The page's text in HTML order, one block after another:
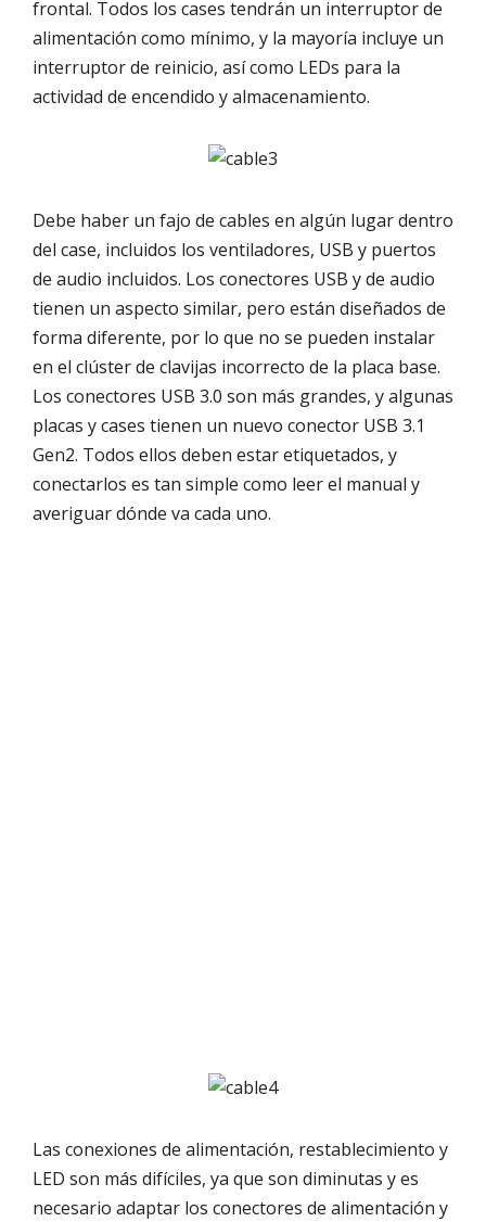
frontal. Todos los cases tendrán un interruptor de
alimentación como mínimo, y la mayoría incluye un
interruptor de reinicio, así como LEDs para la
actividad de encendido y almacenamiento.
Debe haber un fajo de cables en algún lugar dentro
del case, incluidos los ventiladores, USB y puertos
de audio incluidos. Los conectores USB y de audio
tienen un aspecto similar, pero están diseñados de
forma diferente, por lo que no se pueden instalar
en el clúster de clavijas incorrecto de la placa base.
Los conectores USB 3.0 son más grandes, y algunas
placas y cases tienen un nuevo conector USB 3.1
Gen2. Todos ellos deben estar etiquetados, y
conectarlos es tan simple como leer el manual y
averiguar dónde va cada uno.
Las conexiones de alimentación, restablecimiento y
LED son más difíciles, ya que son diminutas y es
necesario adaptar los conectores de alimentación y